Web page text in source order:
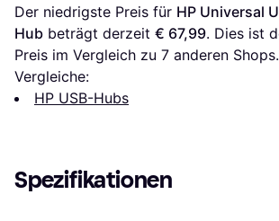
Der niedrigste Preis für HP Universal
Hub beträgt derzeit € 67,99. Dies ist
Preis im Vergleich zu 7 anderen Shops.
Vergleiche:
HP USB-Hubs
Spezifikationen